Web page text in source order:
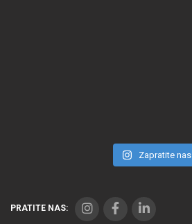
Zapratite nas
PRATITE NAS: